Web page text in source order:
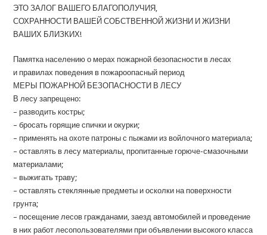
ЭТО ЗАЛОГ ВАШЕГО БЛАГОПОЛУЧИЯ,
СОХРАННОСТИ ВАШЕЙ СОБСТВЕННОЙ ЖИЗНИ И ЖИЗНИ
ВАШИХ БЛИЗКИХ!
Памятка населению о мерах пожарной безопасности в лесах
и правилах поведения в пожароопасный период
МЕРЫ ПОЖАРНОЙ БЕЗОПАСНОСТИ В ЛЕСУ
В лесу запрещено:
– разводить костры;
– бросать горящие спички и окурки;
– применять на охоте патроны с пыжами из войлочного материала;
– оставлять в лесу материалы, пропитанные горюче-смазочными
материалами;
– выжигать траву;
– оставлять стеклянные предметы и осколки на поверхности
грунта;
– посещение лесов гражданами, заезд автомобилей и проведение
в них работ лесопользователями при объявлении высокого класса